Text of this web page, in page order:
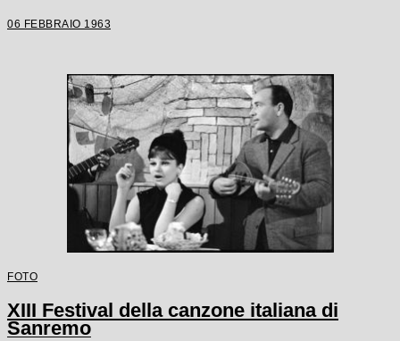
06 FEBBRAIO 1963
FOTO
XIII Festival della canzone italiana di
Sanremo